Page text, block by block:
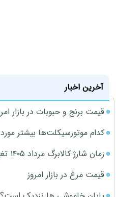
آخرین اخبار
قیمت برنج و حبوبات در بازار
کدام موتورسیکلت‌ها بیشتر
زمان شارژ کالابرگ مرداد ۱۴۰۵ تغییر کرد
قیمت مرغ در بازار امروز